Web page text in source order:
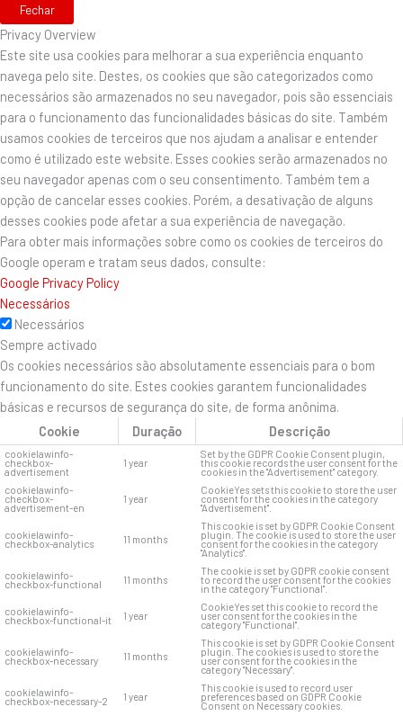
Fechar
Privacy Overview
Este site usa cookies para melhorar a sua experiência enquanto
navega pelo site. Destes, os cookies que são categorizados como
necessários são armazenados no seu navegador, pois são essenciais
para o funcionamento das funcionalidades básicas do site. Também
usamos cookies de terceiros que nos ajudam a analisar e entender
como é utilizado este website. Esses cookies serão armazenados no
seu navegador apenas com o seu consentimento. Também tem a
opção de cancelar esses cookies. Porém, a desativação de alguns
desses cookies pode afetar a sua experiência de navegação.
Para obter mais informações sobre como os cookies de terceiros do
Google operam e tratam seus dados, consulte:
Google Privacy Policy
Necessários
Necessários
Sempre activado
Os cookies necessários são absolutamente essenciais para o bom
funcionamento do site. Estes cookies garantem funcionalidades
básicas e recursos de segurança do site, de forma anônima.
Cookie
Duração Descrição
cookielawinfo-
checkbox-
advertisement
1 year
Set by the GDPR Cookie Consent plugin,
this cookie records the user consent for the
cookies in the "Advertisement" category.
cookielawinfo-
checkbox-
advertisement-en
1 year
CookieYes sets this cookie to store the user
consent for the cookies in the category
"Advertisement".
cookielawinfo-
checkbox-analytics 11 months
This cookie is set by GDPR Cookie Consent
plugin. The cookie is used to store the user
consent for the cookies in the category
"Analytics".
cookielawinfo-
checkbox-functional 11 months
The cookie is set by GDPR cookie consent
to record the user consent for the cookies
in the category "Functional".
cookielawinfo-
checkbox-functional-it 1 year
CookieYes set this cookie to record the
user consent for the cookies in the
category "Functional".
cookielawinfo-
checkbox-necessary 11 months
This cookie is set by GDPR Cookie Consent
plugin. The cookies is used to store the
user consent for the cookies in the
category "Necessary".
cookielawinfo-
checkbox-necessary-2 1 year
This cookie is used to record user
preferences based on GDPR Cookie
Consent on Necessary cookies.